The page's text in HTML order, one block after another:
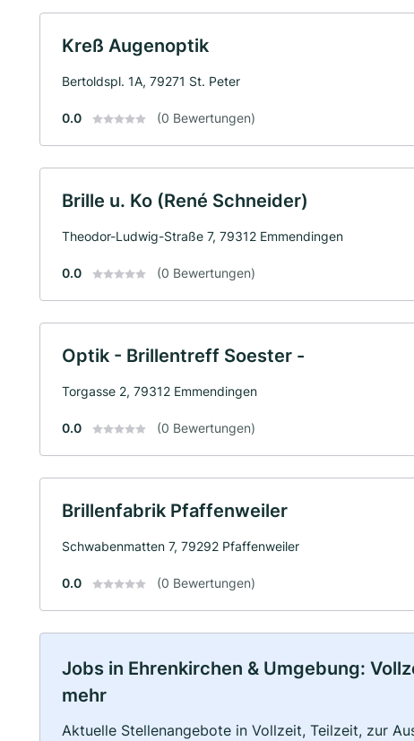
Kreß Augenoptik
Bertoldspl. 1A, 79271 St. Peter
0.0 (0 Bewertungen)
Brille u. Ko (René Schneider)
Theodor-Ludwig-Straße 7, 79312 Emmendingen
0.0 (0 Bewertungen)
Optik - Brillentreff Soester -
Torgasse 2, 79312 Emmendingen
0.0 (0 Bewertungen)
Brillenfabrik Pfaffenweiler
Schwabenmatten 7, 79292 Pfaffenweiler
0.0 (0 Bewertungen)
Jobs in Ehrenkirchen & Umgebung:
mehr
Aktuelle Stellenangebote in Vollzeit, Teilzeit, zur